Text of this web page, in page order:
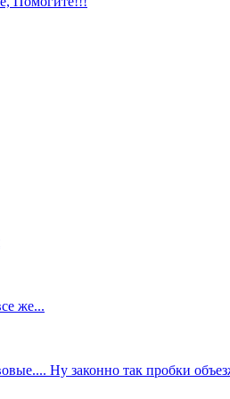
же...
Ну законно так пробки